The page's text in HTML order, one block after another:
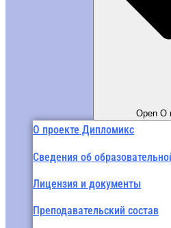
Open О
О проекте Дипломикс
Сведения об
Лицензия и документы
Преподавательский состав